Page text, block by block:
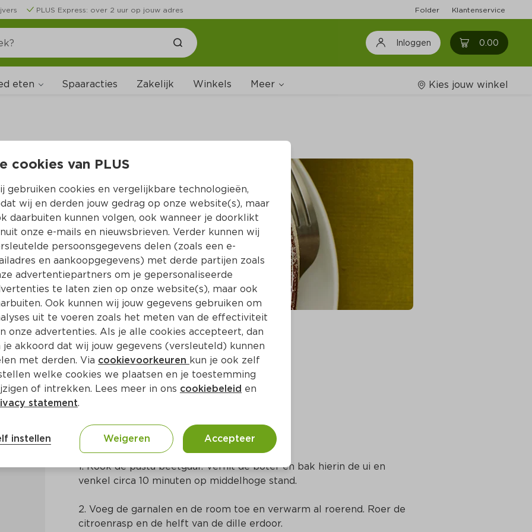
PLUS Express: over 2 uur op jouw adres Folder Klantenservice
Inloggen 0.00 0
eten Spaaracties Zakelijk Winkels Meer
Wijnshop
Boodschappenlijstjes
Kies jouw winkel
garnalen en dille
35 Min Europees
Bereidingswijze
1. Kook de pasta beetgaar. Verhit de boter en bak hierin de ui en
venkel circa 10 minuten op middelhoge stand.
2. Voeg de garnalen en de room toe en verwarm al roerend. Roer de
citroenrasp en de helft van de dille erdoor.
cookies van PLUS
gebruiken cookies en vergelijkbare technologieën,
wij en derden jouw gedrag op onze website(s), maar
daarbuiten kunnen volgen, ook wanneer je doorklikt
onze e-mails en nieuwsbrieven. Verder kunnen wij
persoonsgegevens delen (zoals een e-
en aankoopgegevens) met derde partijen zoals
advertentiepartners om je gepersonaliseerde
te laten zien op onze website(s), maar ook
Ook kunnen wij jouw gegevens gebruiken om
uit te voeren zoals het meten van de effectiviteit
onze advertenties. Als je alle cookies accepteert, dan
je akkoord dat wij jouw gegevens (versleuteld) kunnen
met derden. Via cookievoorkeuren kun je ook zelf
welke cookies we plaatsen en je toestemming
of intrekken. Lees meer in ons cookiebeleid en
statement.
instellen Weigeren Accepteer